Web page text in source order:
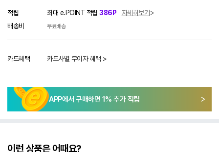
적립 최대 e.POINT 적립 386P
자세히보기
배송비
무료배송
카드혜택 카드사별 무이자 혜택 >
APP에서 구매하면 1% 추가 적립
이런 상품은 어때요?